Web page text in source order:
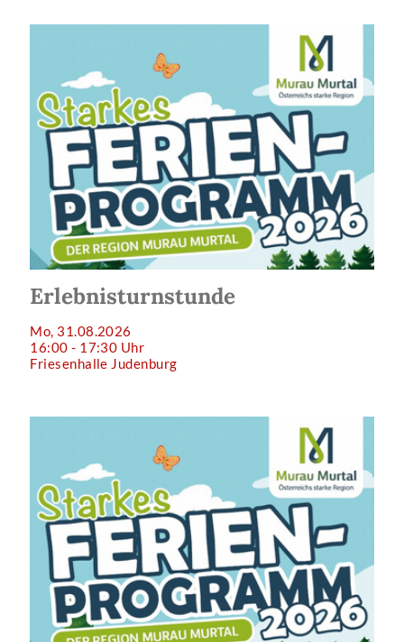
Erlebnisturnstunde
Mo, 31.08.2026
16:00 - 17:30 Uhr
Friesenhalle Judenburg